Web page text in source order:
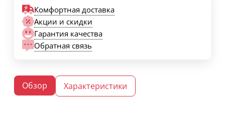
Комфортная доставка
Акции и скидки
Гарантия качества
Обратная связь
Обзор Характеристики